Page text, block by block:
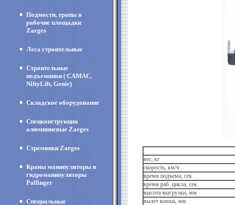
Подмости, трапы и
рабочие площадки
Zarges
Леса строительные
Строительные
подъемники ( CAMAC,
NiftyLift, Genie)
Складское оборудование
Спецконструкции
алюминиевые Zarges
Стремянки Zarges
Краны манипуляторы и
гидроманипуляторы
Palfinger
Специальные
вес, кг
скорость, км/ч
время подъема, сек
время раб. цикла, сек
высота выгрузки, мм
вылет ковша, мм